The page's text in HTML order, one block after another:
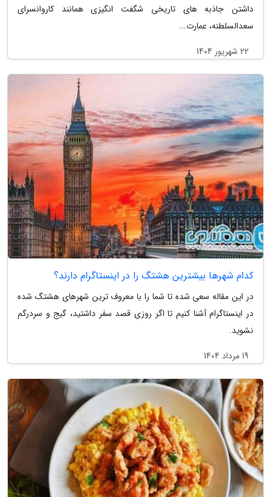
داشتن جاذبه های تاریخی شگفت انگیزی همانند کاروانسرای
سعدالسلطنه، عمارت...
22 شهریور 1404
کدام شهرها بیشترین هشتگ را در اینستاگرام دارند؟
در این مقاله سعی شده تا شما را با معروف ترین شهرهای هشتگ شده
در اینستاگرام آشنا کنیم تا اگر روزی قصد سفر داشتید، گیج و سردرگم
نشوید.
19 مرداد 1404